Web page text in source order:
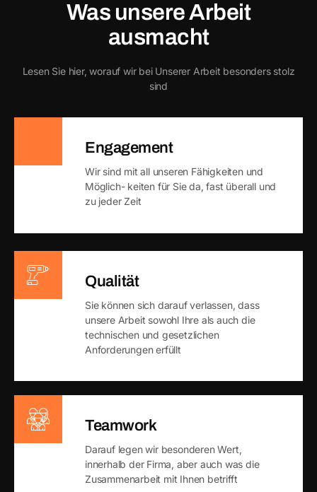
Was unsere Arbeit
ausmacht
Lesen Sie hier, worauf wir bei Unserer Arbeit besonders stolz
sind
Engagement
Wir sind mit all unseren Fähigkeiten und
Möglich- keiten für Sie da, fast überall und
zu jeder Zeit
Qualität
Sie können sich darauf verlassen, dass
unsere Arbeit sowohl Ihre als auch die
technischen und gesetzlichen
Anforderungen erfüllt
Teamwork
Darauf legen wir besonderen Wert,
innerhalb der Firma, aber auch was die
Zusammenarbeit mit Ihnen betrifft